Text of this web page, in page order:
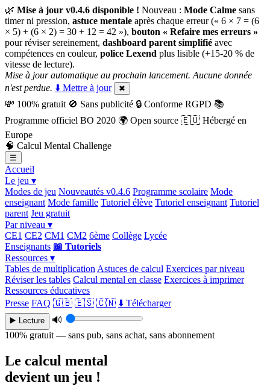
🌿 Mise à jour v0.4.6 disponible ! Nouveau : Mode Calme sans
timer ni pression, astuce mentale après chaque erreur (« 6 × 7 = (6
× 5) + (6 × 2) = 30 + 12 = 42 »), bouton « Refaire mes erreurs »
pour réviser sereinement, dashboard parent simplifié avec
compétences en couleur, police Lexend plus lisible (+15-20 % de
vitesse de lecture).
Mise à jour automatique au prochain lancement. Aucune donnée
n'est perdue. ⬇️ Mettre à jour ✖
💸 100% gratuit 🚫 Sans publicité 🔒 Conforme RGPD 📚
Programme officiel BO 2020 🌍 Open source 🇪🇺 Hébergé en
Europe
🧠 Calcul Mental Challenge
☰
Accueil
Le jeu ▾
Modes de jeu Nouveautés v0.4.6 Programme scolaire Mode
enseignant Mode famille Tutoriel élève Tutoriel enseignant Tutoriel
parent Jeu gratuit
Par niveau ▾
CE1 CE2 CM1 CM2 6ème Collège Lycée
Enseignants 📖 Tutoriels
Ressources ▾
Tables de multiplication Astuces de calcul Exercices par niveau
Réviser les tables Calcul mental en classe Exercices à imprimer
Ressources éducatives
Presse FAQ 🇬🇧 🇪🇸 🇨🇳 ⬇️ Télécharger
▶️ Lecture
🔊
100% gratuit — sans pub, sans achat, sans abonnement
Le calcul mental
devient un jeu !